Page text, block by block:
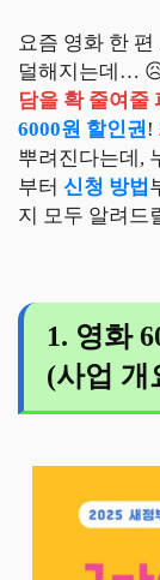
요즘 영화 한
덜해지는데…
담을 확 줄여줄
6000원 할인권 !
뿌려진다는데,
부터 신청 방법
지 모두 알려드
1. 영화
(사업 개